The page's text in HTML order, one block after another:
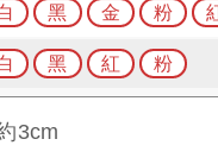
黑 金 粉
黑 紅 粉
3cm